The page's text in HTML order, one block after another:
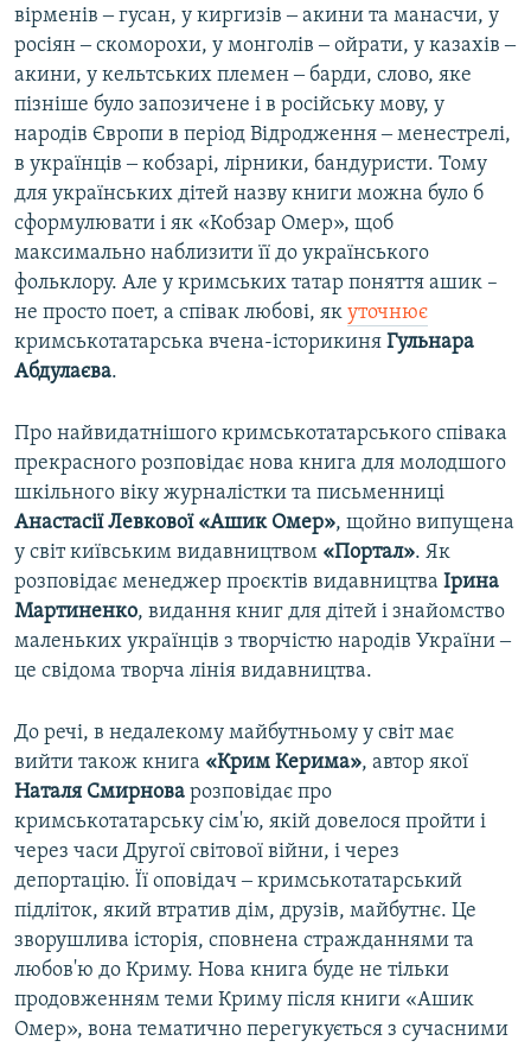
вірменів ‒ гусан, у киргизів ‒ акини та манасчи, у
росіян ‒ скоморохи, у монголів ‒ ойрати, у казахів ‒
акини, у кельтських племен ‒ барди, слово, яке
пізніше було запозичене і в російську мову, у
народів Європи в період Відродження ‒ менестрелі,
в українців ‒ кобзарі, лірники, бандуристи. Тому
для українських дітей назву книги можна було б
сформулювати і як «Кобзар Омер», щоб
максимально наблизити її до українського
фольклору. Але у кримських татар поняття ашик –
не просто поет, а співак любові, як уточнює
кримськотатарська вчена-історикиня Гульнара
Абдулаєва.
Про найвидатнішого кримськотатарського співака
прекрасного розповідає нова книга для молодшого
шкільного віку журналістки та письменниці
Анастасії Левкової «Ашик Омер», щойно випущена
у світ київським видавництвом «Портал». Як
розповідає менеджер проєктів видавництва Ірина
Мартиненко, видання книг для дітей і знайомство
маленьких українців з творчістю народів України ‒
це свідома творча лінія видавництва.
До речі, в недалекому майбутньому у світ має
вийти також книга «Крим Керима», автор якої
Наталя Смирнова розповідає про
кримськотатарську сім'ю, якій довелося пройти і
через часи Другої світової війни, і через
депортацію. Її оповідач ‒ кримськотатарський
підліток, який втратив дім, друзів, майбутнє. Це
зворушлива історія, сповнена стражданнями та
любов'ю до Криму. Нова книга буде не тільки
продовженням теми Криму після книги «Ашик
Омер», вона тематично перегукується з сучасними